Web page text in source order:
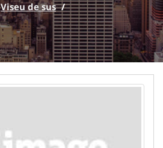
Viseu de sus /